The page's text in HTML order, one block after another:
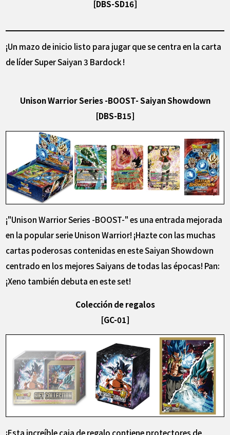
[DBS-SD16]
¡Un mazo de inicio listo para jugar que se centra en la carta
de líder Super Saiyan 3 Bardock !
Unison Warrior Series -BOOST- Saiyan Showdown
[DBS-B15]
¡"Unison Warrior Series -BOOST-" es una entrada mejorada
en la popular serie Unison Warrior! ¡Hazte con las muchas
cartas poderosas contenidas en este Saiyan Showdown
centrado en los mejores Saiyans de todas las épocas! Pan:
¡Xeno también debuta en este set!
Colección de regalos
[GC-01]
¡Esta increíble caja de regalo contiene protectores de